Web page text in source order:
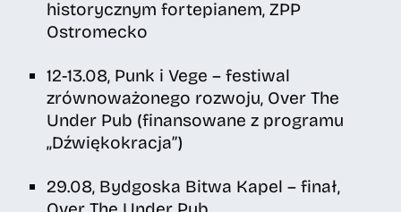
historycznym fortepianem, ZPP
Ostromecko
12-13.08, Punk i Vege – festiwal
zrównoważonego rozwoju, Over The
Under Pub (finansowane z programu
„Dźwiękokracja”)
29.08, Bydgoska Bitwa Kapel – finał,